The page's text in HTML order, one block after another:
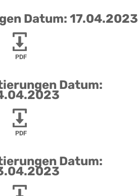
Datum: 17.04.2023
PDF
Datum:
PDF
Datum: